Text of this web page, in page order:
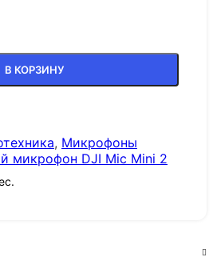
В КОРЗИНУ
, Микрофоны
микрофон DJI Mic Mini 2